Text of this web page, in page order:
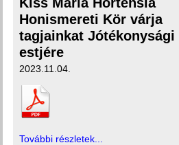
Honismereti Kör várja
tagjainkat Jótékonysági
estjére
2023.11.04.
További részletek...